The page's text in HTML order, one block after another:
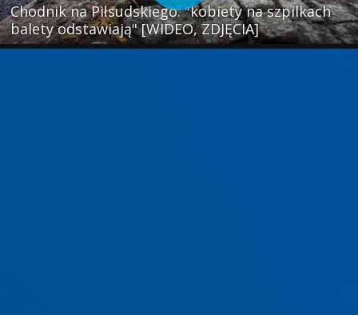
Chodnik na Piłsudskiego: "kobiety na szpilkach
balety odstawiają" [WIDEO, ZDJĘCIA]